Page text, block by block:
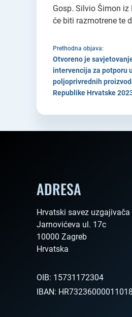
Gosp. Silvio Šimon
će biti razmotrene te
Prethodna objava:
Otvoreno je
intervencija za potporu
poljoprivrednih
Republike Hrvatske
ADRESA
Hrvatski savez
Jarnovićeva ul. 17c
10000 Zagreb
Hrvatska
OIB: 15731172304
IBAN: